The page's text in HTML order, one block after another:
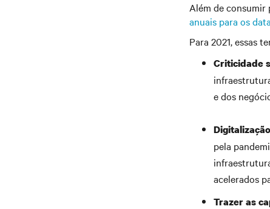
Além de consumir
anuais para os
Para 2021, essas
Criticidade
e dos
pela
acelerados
Trazer as